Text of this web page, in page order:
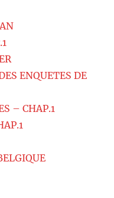
ENQUETES DE
– CHAP.1